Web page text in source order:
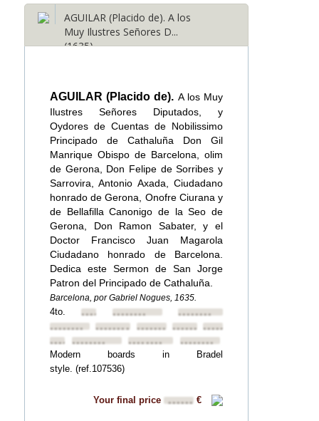
AGUILAR (Placido de). A los
Muy Ilustres Señores D...
(1635)
AGUILAR (Placido de). A los Muy
Ilustres Señores Diputados, y
Oydores de Cuentas de Nobilissimo
Principado de Cathaluña Don Gil
Manrique Obispo de Barcelona, olim
de Gerona, Don Felipe de Sorribes y
Sarrovira, Antonio Axada, Ciudadano
honrado de Gerona, Onofre Ciurana y
de Bellafilla Canonigo de la Seo de
Gerona, Don Ramon Sabater, y el
Doctor Francisco Juan Magarola
Ciudadano honrado de Barcelona.
Dedica este Sermon de San Jorge
Patron del Principado de Cathaluña.
Barcelona, por Gabriel Nogues, 1635.
4to.••••••••••••••••
••••••••
••••••••
•••••••• •••••••• ••••••••••••••••
•••••••••••••••• ••••••••
••••••••
Modern boards in Bradel
style. (ref.107536)
Your final price •••••• €